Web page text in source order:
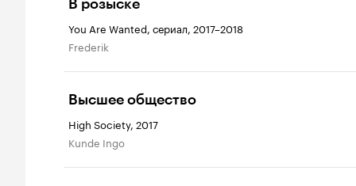
В розыске
You Are Wanted, сериал, 2017–2018
Frederik
Высшее общество
High Society, 2017
Kunde Ingo